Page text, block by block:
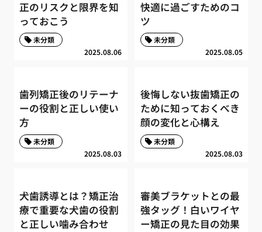
正のリスクと限界を知
っておこう
2025.08.06
未分類
快適に過ごすためのコ
ツ
2025.08.05
未分類
歯列矯正後のリテーナ
ーの役割と正しい使い
方
2025.08.03
未分類
後悔しない抜歯矯正の
ために知っておくべき
顔の変化と心構え
2025.08.03
未分類
犬歯誘導とは？矯正治
療で重要な犬歯の役割
と正しい噛み合わせ
審美ブラケットとの最
強タッグ！白いワイヤ
ー矯正の見た目の効果